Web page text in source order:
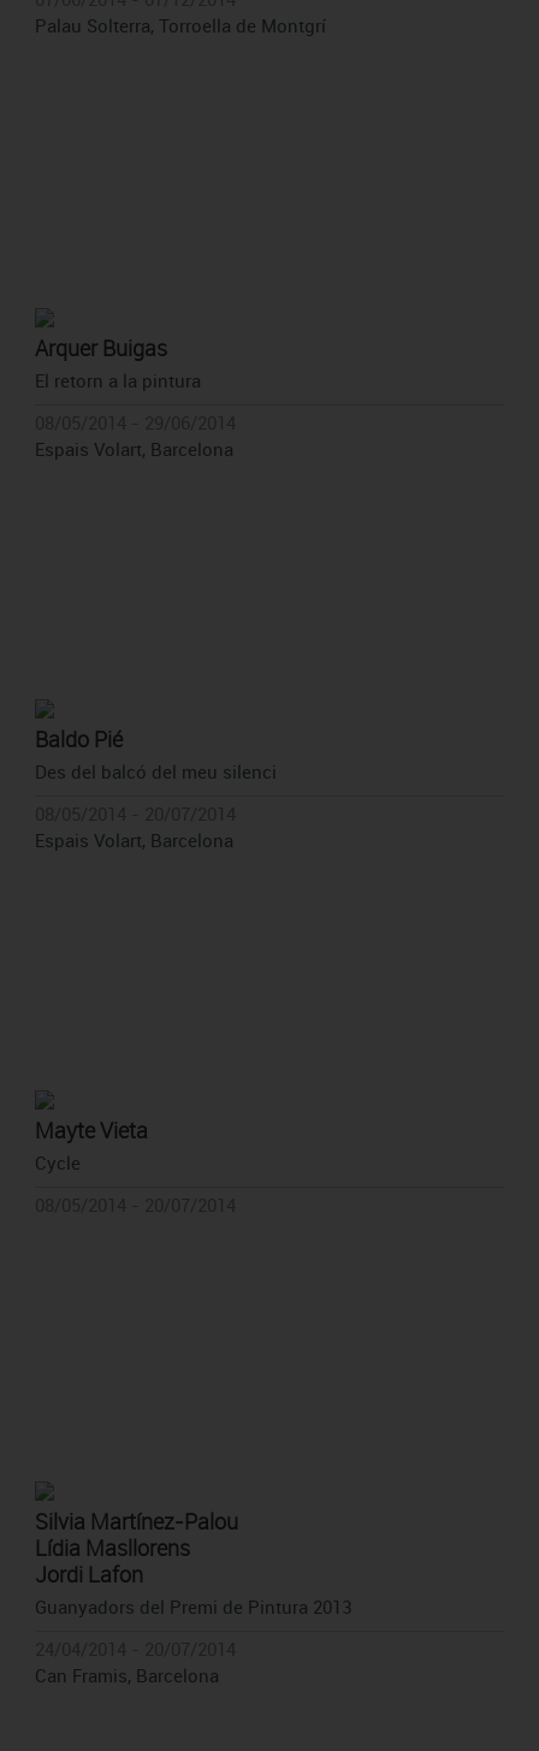
Palau Solterra, Torroella de Montgrí
Arquer Buigas
El retorn a la pintura
Espais Volart, Barcelona
Baldo Pié
Des del balcó del meu silenci
Espais Volart, Barcelona
Mayte Vieta
Cycle
Silvia Martínez-Palou
Lídia Masllorens
Jordi Lafon
Guanyadors del Premi de Pintura 2013
Can Framis, Barcelona